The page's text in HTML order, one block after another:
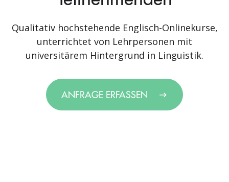
Qualitativ hochstehende Englisch-Onlinekurse,
unterrichtet von Lehrpersonen mit
universitärem Hintergrund in Linguistik.
ANFRAGE ERFASSEN